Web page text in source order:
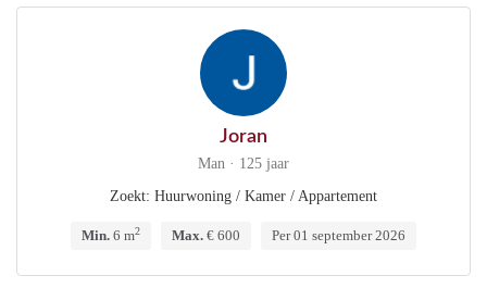
Joran
Man · 125 jaar
Zoekt: Huurwoning / Kamer / Appartement
Min. 6 m2 Max. € 600 Per 01 september 2026